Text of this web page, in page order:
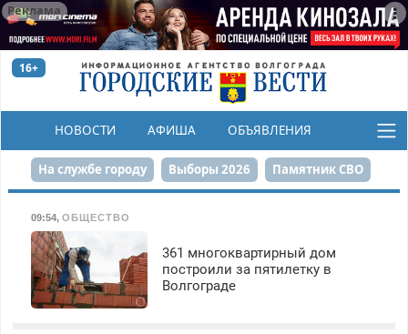
Реклама
16+
НОВОСТИ АФИША ОБЪЯВЛЕНИЯ
КОНКУРСЫ
На службе городу Выборы 2026 Памятник СВО
Набережная День Победы Реконструкция ЦПКиО
80-летие Победы Парк Героев-летчиков
09:54, ОБЩЕСТВО
361 многоквартирный дом
построили за пятилетку в
Волгограде